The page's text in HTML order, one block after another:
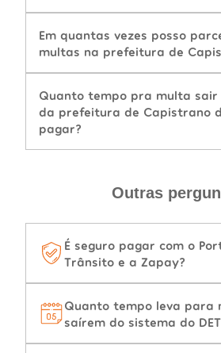
Em quantas vezes posso
multas na prefeitura de
Quanto tempo pra multa sair
da prefeitura de Capistrano
pagar?
Outras
É seguro pagar com o
Trânsito e a Zapay?
Quanto tempo leva para
saírem do sistema do